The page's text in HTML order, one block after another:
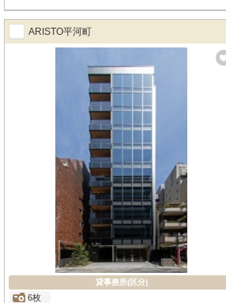
ARISTO平河町
貸事務所(区分)
6枚